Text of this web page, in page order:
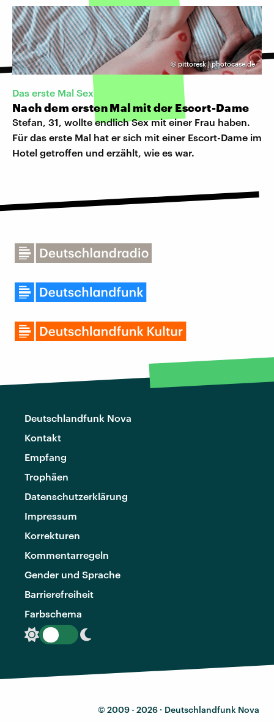
© pittoresk | photocase.de
Das erste Mal Sex
Nach dem ersten Mal mit der Escort-Dame
Stefan, 31, wollte endlich Sex mit einer Frau haben.
Für das erste Mal hat er sich mit einer Escort-Dame im
Hotel getroffen und erzählt, wie es war.
Deutschlandfunk Nova
Kontakt
Empfang
Trophäen
Datenschutzerklärung
Impressum
Korrekturen
Kommentarregeln
Gender und Sprache
Barrierefreiheit
Farbschema
© 2009 - 2026 · Deutschlandfunk Nova